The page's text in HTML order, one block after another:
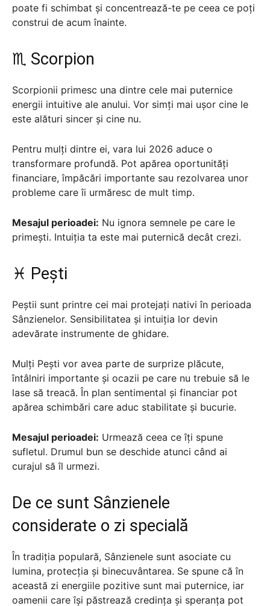
poate fi schimbat și concentrează-te pe ceea ce poți
construi de acum înainte.
♏ Scorpion
Scorpionii primesc una dintre cele mai puternice
energii intuitive ale anului. Vor simți mai ușor cine le
este alături sincer și cine nu.
Pentru mulți dintre ei, vara lui 2026 aduce o
transformare profundă. Pot apărea oportunități
financiare, împăcări importante sau rezolvarea unor
probleme care îi urmăresc de mult timp.
Mesajul perioadei: Nu ignora semnele pe care le
primești. Intuiția ta este mai puternică decât crezi.
♓ Pești
Peștii sunt printre cei mai protejați nativi în perioada
Sânzienelor. Sensibilitatea și intuiția lor devin
adevărate instrumente de ghidare.
Mulți Pești vor avea parte de surprize plăcute,
întâlniri importante și ocazii pe care nu trebuie să le
lase să treacă. În plan sentimental și financiar pot
apărea schimbări care aduc stabilitate și bucurie.
Mesajul perioadei: Urmează ceea ce îți spune
sufletul. Drumul bun se deschide atunci când ai
curajul să îl urmezi.
De ce sunt Sânzienele
considerate o zi specială
În tradiția populară, Sânzienele sunt asociate cu
lumina, protecția și binecuvântarea. Se spune că în
această zi energiile pozitive sunt mai puternice, iar
oamenii care își păstrează credința și speranța pot